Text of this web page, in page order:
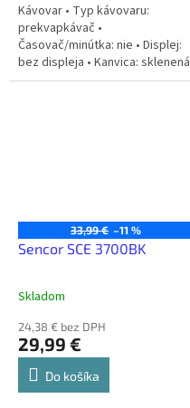
Kávovar • Typ kávovaru:
prekvapkávač •
Časovač/minútka: nie • Displej:
bez displeja • Kanvica: sklenená
kanvica
33,99 € –11 %
Sencor SCE 3700BK
Skladom
24,38 € bez DPH
29,99 €
Do košíka